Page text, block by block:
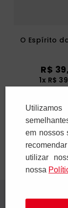
O Espírito
R$ 39,
1x R$ 39
em nossos
utilizar
nossa